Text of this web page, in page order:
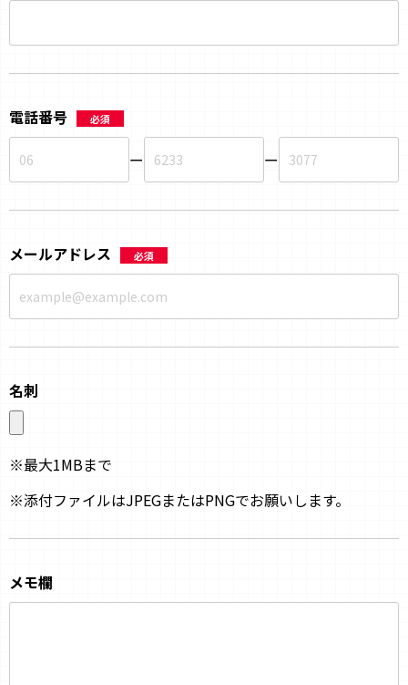
電話番号 必須
ー ー
メールアドレス 必須
名刺
※最大1MBまで
※添付ファイルはJPEGまたはPNGでお願いします。
メモ欄